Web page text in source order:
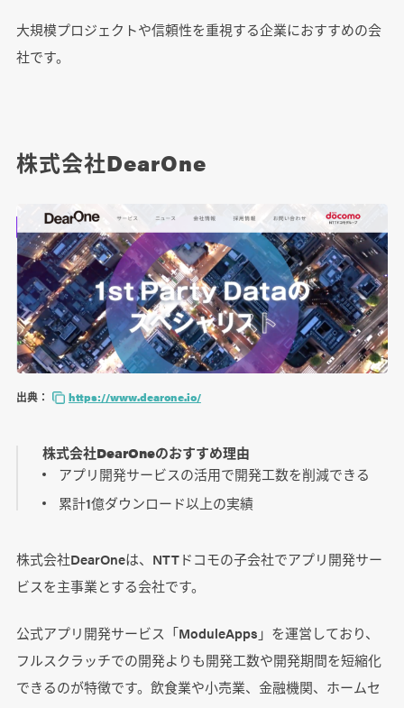
大規模プロジェクトや信頼性を重視する企業におすすめの会
社です。
株式会社DearOne
出典： https://www.dearone.io/
株式会社DearOneのおすすめ理由
アプリ開発サービスの活用で開発工数を削減できる
累計1億ダウンロード以上の実績
株式会社DearOneは、NTTドコモの子会社でアプリ開発サー
ビスを主事業とする会社です。
公式アプリ開発サービス「ModuleApps」を運営しており、
フルスクラッチでの開発よりも開発工数や開発期間を短縮化
できるのが特徴です。飲食業や小売業、金融機関、ホームセ